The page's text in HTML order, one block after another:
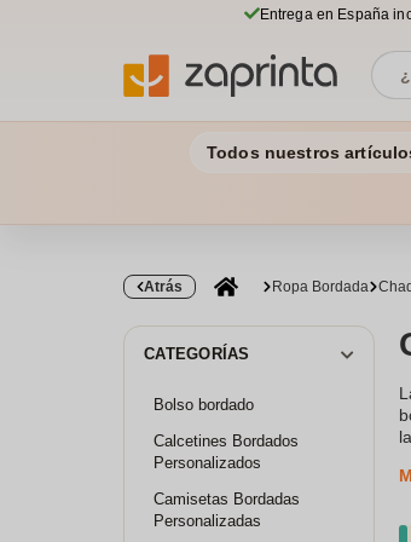
Entrega en España
Todos nuestros
Atrás Ropa Bordada
CATEGORÍAS
Bolso bordado
Calcetines Bordados
Personalizados
Camisetas Bordadas
Personalizadas